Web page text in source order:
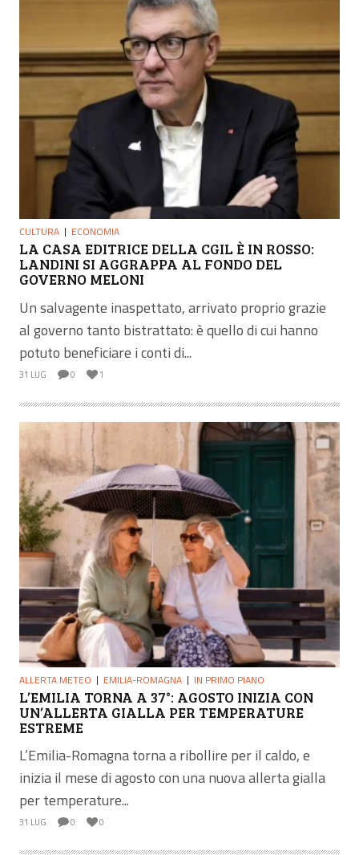
CULTURA ECONOMIA
LA CASA EDITRICE DELLA CGIL È IN ROSSO:
LANDINI SI AGGRAPPA AL FONDO DEL
GOVERNO MELONI
Un salvagente inaspettato, arrivato proprio grazie
al governo tanto bistrattato: è quello di cui hanno
potuto beneficiare i conti di...
31 LUG 0 1
ALLERTA METEO EMILIA-ROMAGNA IN PRIMO PIANO
L’EMILIA TORNA A 37°: AGOSTO INIZIA CON
UN’ALLERTA GIALLA PER TEMPERATURE
ESTREME
L’Emilia-Romagna torna a ribollire per il caldo, e
inizia il mese di agosto con una nuova allerta gialla
per temperature...
31 LUG 0 0